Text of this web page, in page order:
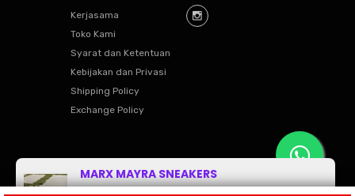
Kerjasama
Toko Kami
Syarat dan Ketentuan
Kebijakan dan Privasi
Shipping Policy
Exchange Policy
© 2021 WMS Commerce All Right Reserved.